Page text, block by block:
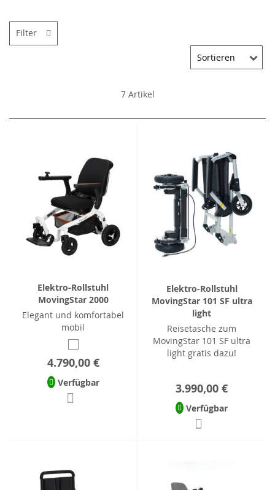
7Artikel
Elektro-Rollstuhl
MovingStar 2000
Elegant und komfortabel
mobil
4.790,00 €
Verfügbar
Elektro-Rollstuhl
MovingStar 101 SF ultra
light
Reisetasche zum
MovingStar 101 SF ultra
light gratis dazu!
3.990,00 €
Verfügbar
Filter